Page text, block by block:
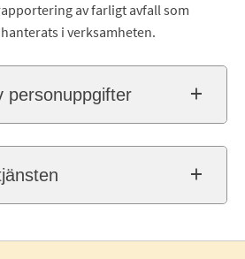
av farligt avfall som
i verksamheten.
personuppgifter